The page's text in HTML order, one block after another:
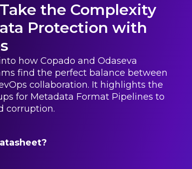
the Complexity
Protection with
how Copado and Odaseva
find the perfect balance between
collaboration. It highlights the
for Metadata Format Pipelines to
corruption.